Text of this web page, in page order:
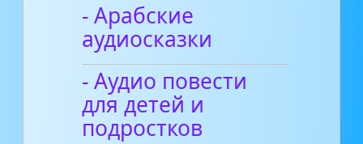
- Арабские
аудиосказки
- Аудио повести
для детей и
подростков